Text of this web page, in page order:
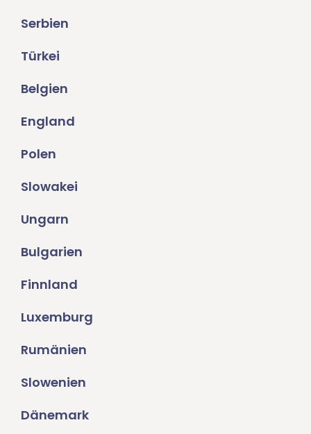
Serbien
Türkei
Belgien
England
Polen
Slowakei
Ungarn
Bulgarien
Finnland
Luxemburg
Rumänien
Slowenien
Dänemark